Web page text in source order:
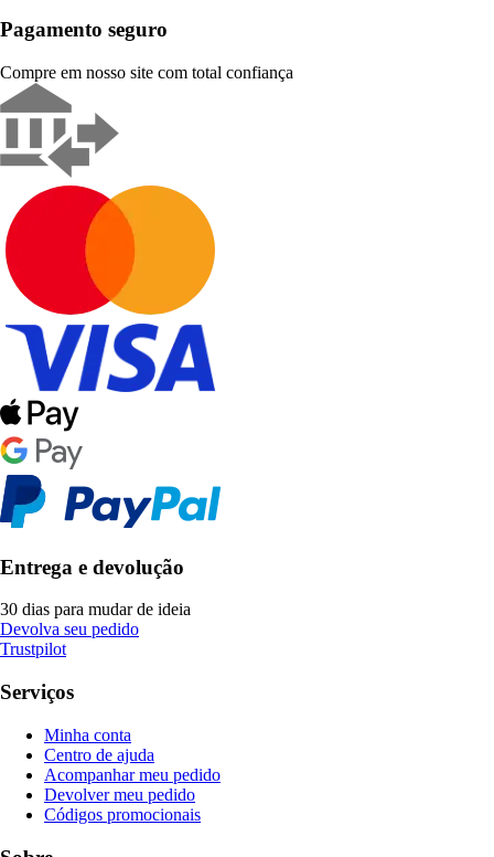
Pagamento seguro
Compre em nosso site com total confiança
Entrega e devolução
30 dias para mudar de ideia
Devolva seu pedido
Trustpilot
Serviços
Minha conta
Centro de ajuda
Acompanhar meu pedido
Devolver meu pedido
Códigos promocionais